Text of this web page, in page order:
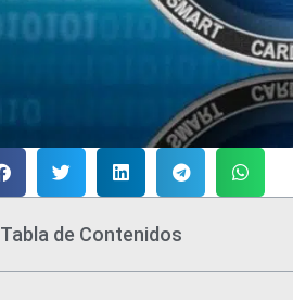
Tabla de Contenidos